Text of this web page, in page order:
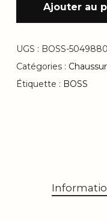
Ajouter au
UGS : BOSS-
Catégories :
Étiquette : BOSS